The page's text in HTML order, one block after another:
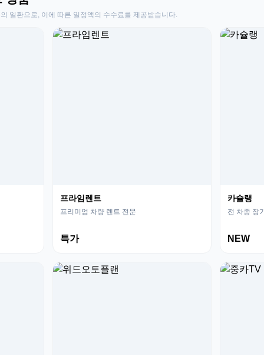
일환으로, 이에 따른 일정액의 수수료를 제공받습니다.
프라임렌트
프리미엄 차량 렌트 전문
특가
카슐랭
전 차종 장
NEW